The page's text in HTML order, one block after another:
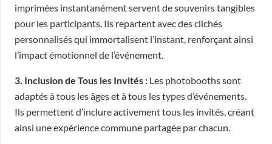
imprimées instantanément servent de souvenirs tangibles
pour les participants. Ils repartent avec des clichés
personnalisés qui immortalisent l’instant, renforçant ainsi
l’impact émotionnel de l’événement.
3. Inclusion de Tous les Invités : Les photobooths sont
adaptés à tous les âges et à tous les types d’événements.
Ils permettent d’inclure activement tous les invités, créant
ainsi une expérience commune partagée par chacun.